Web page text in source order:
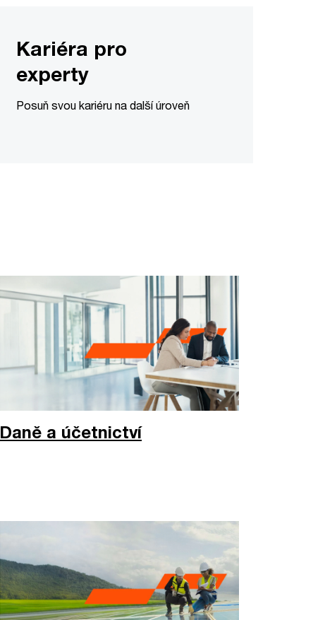
Kariéra pro
experty
Posuň svou kariéru na další úroveň
Daně a účetnictví